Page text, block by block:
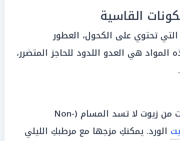
القاسية
التي تحتوي على الكحول، العطور
المواد هي العدو اللدود للحاجز المتضرر،
استعيني بقوة الطبيعة عبر إضافة قطرات من زيوت لا تسد المسام (Non-
الورد. يمكنكِ مزجها مع مرطبكِ الليلي